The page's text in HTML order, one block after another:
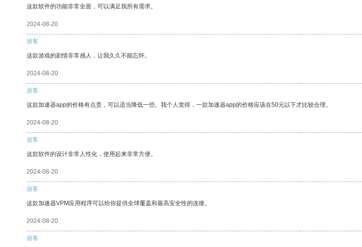
这款软件的功能非常全面，可以满足我所有需求。
2024-08-20
游客
这款游戏的剧情非常感人，让我久久不能忘怀。
2024-08-20
游客
这款加速器app的价格有点贵，可以适当降低一些。我个人觉得，一款加速器app的价格应该在50元以下才比较合理。
2024-08-20
游客
这款软件的设计非常人性化，使用起来非常方便。
2024-08-20
游客
这款加速器VPM应用程序可以给你提供全球覆盖和最高安全性的连接。
2024-08-20
游客